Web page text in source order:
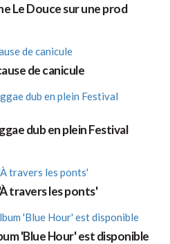
Le Douce sur une prod
de canicule
dub en plein Festival
travers les ponts'
'Blue Hour' est disponible